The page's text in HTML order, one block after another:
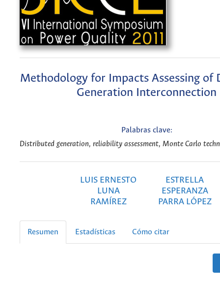
Methodology for Impacts Assessing of
Generation Interconnection
Palabras clave:
Distributed generation, reliability assessment, Monte Carlo
LUIS ERNESTO
LUNA
RAMÍREZ
ESTRELLA
ESPERANZA
PARRA LÓPEZ
Resumen Estadísticas Cómo citar